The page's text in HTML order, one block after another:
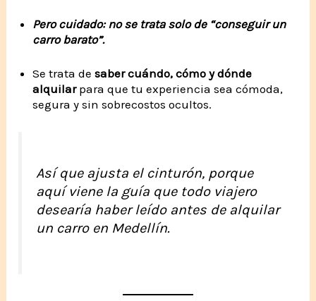
Pero cuidado: no se trata solo de “conseguir un
carro barato”.
Se trata desaber cuándo, cómo y dónde
alquilarpara que tu experiencia sea cómoda,
segura y sin sobrecostos ocultos.
Así que ajusta el cinturón, porque
aquí viene la guía que todo viajero
desearía haber leído antes de alquilar
un carro en Medellín.